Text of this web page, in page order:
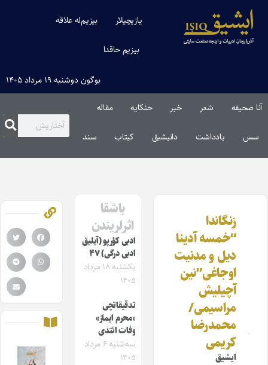
یازیچیلار بیزیم‌له علاقه
بیزیم حاقدا
بوگون دوشنبه ۱۹ مرداد ۱۴۰۵
آنا صحیفه شعر خبر حئکایه مقاله‌
سس یادداشت دانیشیق کیتاب سند
زنگاندا
“خمسه آدینا
دیل و مدنیت
اوجاغی”‌نین
آچیلیش
مراسیمی/
محمدرضا
کریمی
ایشیق
باشقا
اثرلریندن
ادبی کؤرپو (آیلیق
ادبی درگی) ۴۷
یکشنبه ۱۸ مرداد
۱۴۰۵
تدقیقاتچی
«محرم ایماز»
وفات ائتدی
سه‌شنبه ۶ مرداد
۱۴۰۵